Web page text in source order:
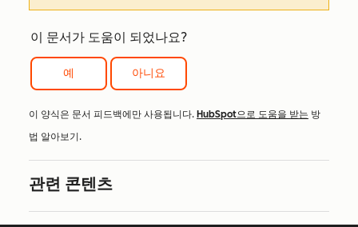
이 문서가 도움이 되었나요?
예 아니요
이 양식은 문서 피드백에만 사용됩니다. HubSpot으로 도움을 받는 방
법 알아보기.
관련 콘텐츠